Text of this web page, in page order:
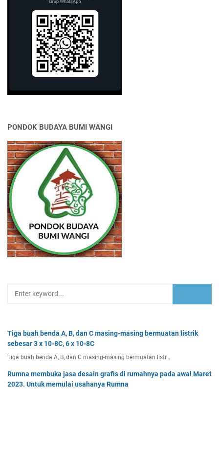
PONDOK BUDAYA BUMI WANGI
Tiga buah benda A, B, dan C masing-masing bermuatan listrik
sebesar 3 x 10-8C, 6 x 10-8C
Tiga buah benda A, B, dan C masing-masing bermuatan listr…
Rumna membuka jasa desain grafis di rumahnya pada awal Maret
2023. Untuk memulai usahanya Rumna